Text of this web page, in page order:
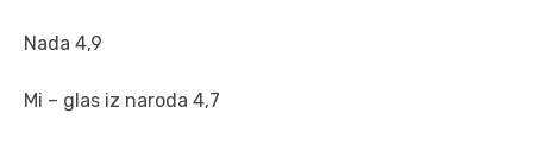
Nada 4,9
Mi – glas iz naroda 4,7